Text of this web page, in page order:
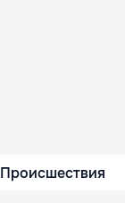
Происшествия